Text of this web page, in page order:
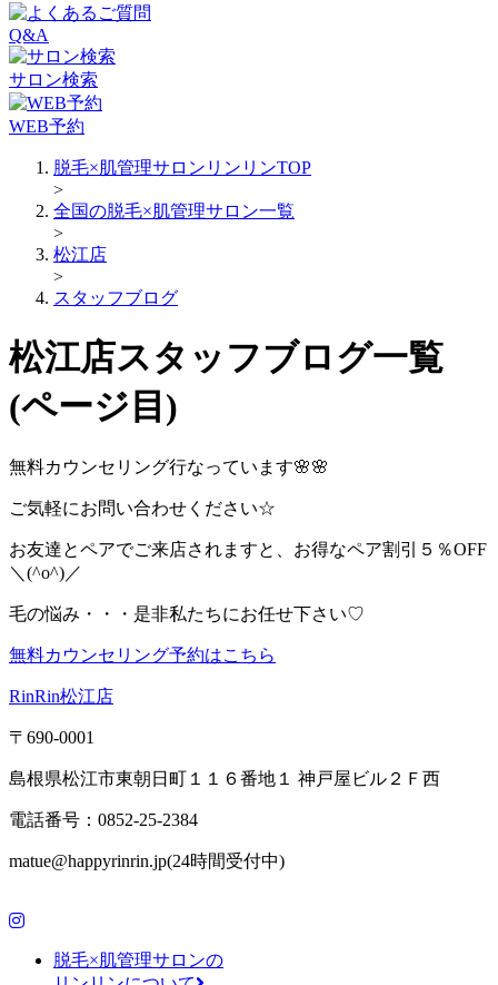
Q&A
サロン検索
WEB予約
脱毛×肌管理サロンリンリンTOP
>
全国の脱毛×肌管理サロン一覧
>
松江店
>
スタッフブログ
松江店スタッフブログ一覧
(ページ目)
無料カウンセリング行なっています🌸🌸
ご気軽にお問い合わせください☆
お友達とペアでご来店されますと、お得なペア割引５％OFF
＼(^o^)／
毛の悩み・・・是非私たちにお任せ下さい♡
無料カウンセリング予約はこちら
RinRin松江店
〒690-0001
島根県松江市東朝日町１１６番地１ 神戸屋ビル２Ｆ西
電話番号：0852-25-2384
matue@happyrinrin.jp(24時間受付中)
脱毛×肌管理サロンの